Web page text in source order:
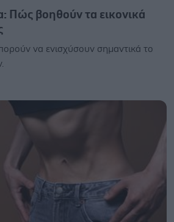
Πώς βοηθούν τα εικονικά
να ενισχύσουν σημαντικά το